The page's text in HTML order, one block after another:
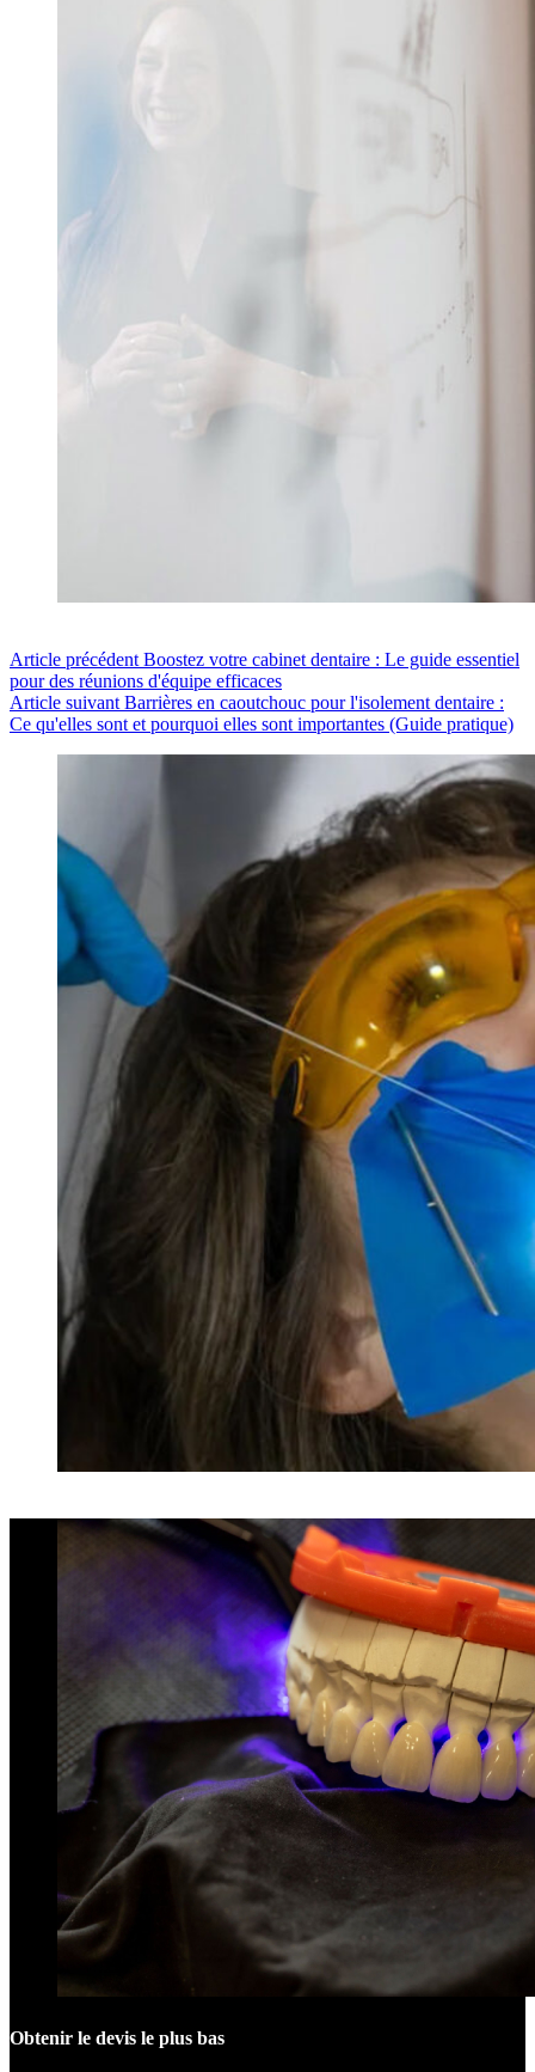
Article précédentBoostez votre cabinet dentaire : Le guide essentiel
pour des réunions d'équipe efficaces
Article suivantBarrières en caoutchouc pour l'isolement dentaire :
Ce qu'elles sont et pourquoi elles sont importantes (Guide pratique)
Obtenir le devis le plus bas